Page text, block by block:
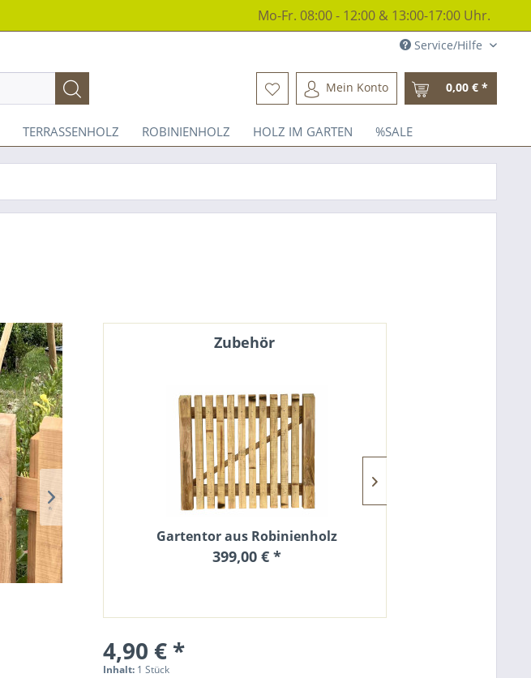
Mo-Fr. 08:00 - 12:00 & 13:00-17:00 Uhr.
Service/Hilfe
Mein Konto 0,00 € *
TERRASSENHOLZ ROBINIENHOLZ HOLZ IM GARTEN %SALE
Zubehör
Gartentor aus Robinienholz
399,00 € *
4,90 € *
Inhalt: 1 Stück